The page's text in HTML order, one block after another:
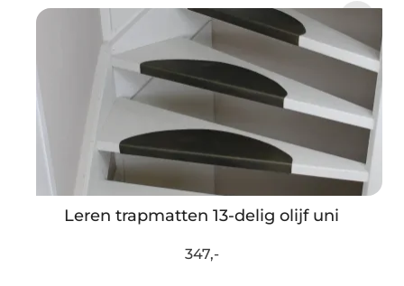
Leren trapmatten 13-delig olijf uni
347,-